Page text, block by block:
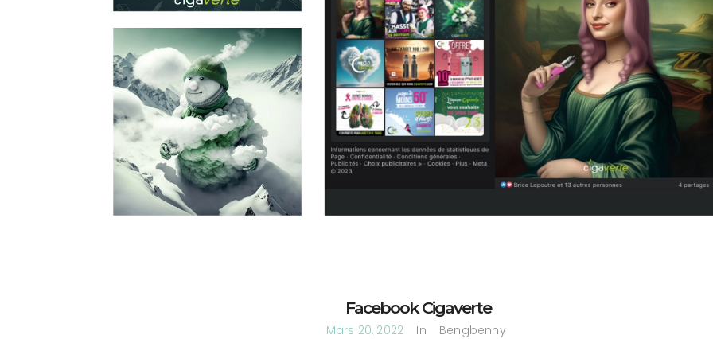
Facebook Cigaverte
Mars 20, 2022 In Bengbenny